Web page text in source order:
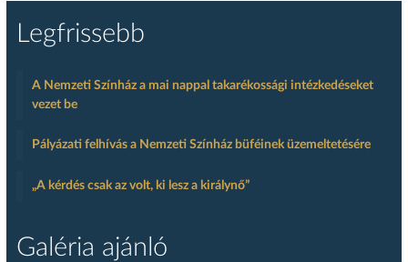
Legfrissebb
A Nemzeti Színház a mai nappal takarékossági intézkedéseket
vezet be
Pályázati felhívás a Nemzeti Színház büféinek üzemeltetésére
„A kérdés csak az volt, ki lesz a királynő”
Galéria ajánló